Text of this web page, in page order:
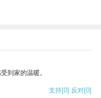
到家的温暖。
支持[0] 反对[0]